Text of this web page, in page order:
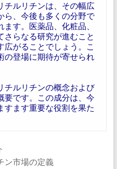
チルリチンは、その幅広
ら、今後も多くの分野で
す。医薬品、化粧品、
さらなる研究が進むこと
広がることでしょう。こ
の登場に期待が寄せられ
チルリチンの概念および
要です。この成分は、今
すます重要な役割を果た
ン市場の定義